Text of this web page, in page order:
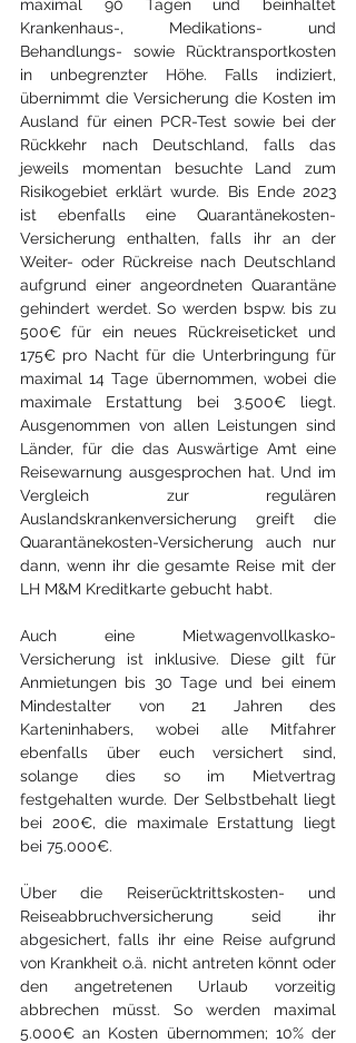
maximal 90 Tagen und beinhaltet
Krankenhaus-, Medikations- und
Behandlungs- sowie Rücktransportkosten
in unbegrenzter Höhe. Falls indiziert,
übernimmt die Versicherung die Kosten im
Ausland für einen PCR-Test sowie bei der
Rückkehr nach Deutschland, falls das
jeweils momentan besuchte Land zum
Risikogebiet erklärt wurde. Bis Ende 2023
ist ebenfalls eine Quarantänekosten-
Versicherung enthalten, falls ihr an der
Weiter- oder Rückreise nach Deutschland
aufgrund einer angeordneten Quarantäne
gehindert werdet. So werden bspw. bis zu
500€ für ein neues Rückreiseticket und
175€ pro Nacht für die Unterbringung für
maximal 14 Tage übernommen, wobei die
maximale Erstattung bei 3.500€ liegt.
Ausgenommen von allen Leistungen sind
Länder, für die das Auswärtige Amt eine
Reisewarnung ausgesprochen hat. Und im
Vergleich zur regulären
Auslandskrankenversicherung greift die
Quarantänekosten-Versicherung auch nur
dann, wenn ihr die gesamte Reise mit der
LH M&M Kreditkarte gebucht habt.
Auch eine Mietwagenvollkasko-
Versicherung ist inklusive. Diese gilt für
Anmietungen bis 30 Tage und bei einem
Mindestalter von 21 Jahren des
Karteninhabers, wobei alle Mitfahrer
ebenfalls über euch versichert sind,
solange dies so im Mietvertrag
festgehalten wurde. Der Selbstbehalt liegt
bei 200€, die maximale Erstattung liegt
bei 75.000€.
Über die Reiserücktrittskosten- und
Reiseabbruchversicherung seid ihr
abgesichert, falls ihr eine Reise aufgrund
von Krankheit o.ä. nicht antreten könnt oder
den angetretenen Urlaub vorzeitig
abbrechen müsst. So werden maximal
5.000€ an Kosten übernommen; 10% der